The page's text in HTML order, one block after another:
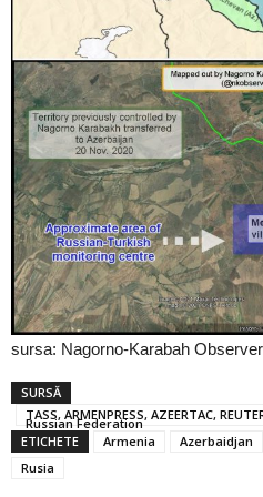
sursa: Nagorno-Karabah Observer
SURSĂ
TASS, ARMENPRESS, AZEERTAC,
Russian Federation
ETICHETE
Armenia Azerbaidjan
Rusia